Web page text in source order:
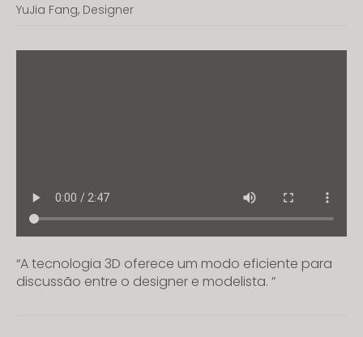
YuJia Fang, Designer
“A tecnologia 3D oferece um modo eficiente para
discussão entre o designer e modelista. ”